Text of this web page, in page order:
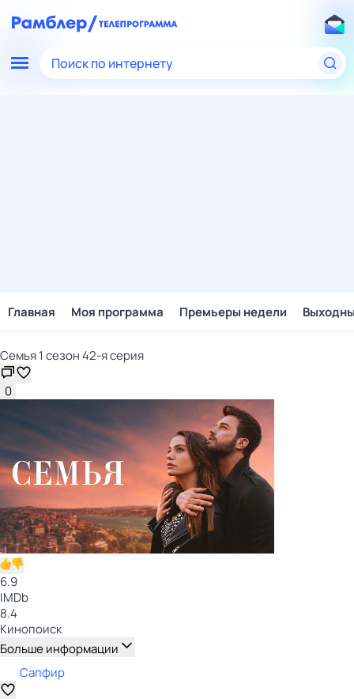
Поиск по интернету
Главная Моя программа Премьеры недели
Семья 1 сезон 42-я серия
0
6.9
IMDb
8.4
Кинопоиск
Больше информации
Сапфир